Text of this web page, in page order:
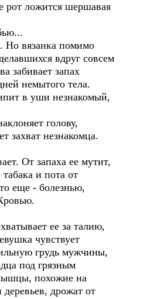
ложится шершавая
вязанка помимо
вдруг совсем
забивает запах
немытого тела.
в уши незнакомый,
голову,
захват незнакомца.
От запаха ее мутит,
и пота от
еще - болезнью,
ее за талию,
чувствует
грудь мужчины,
под грязным
похожие на
дрожат от